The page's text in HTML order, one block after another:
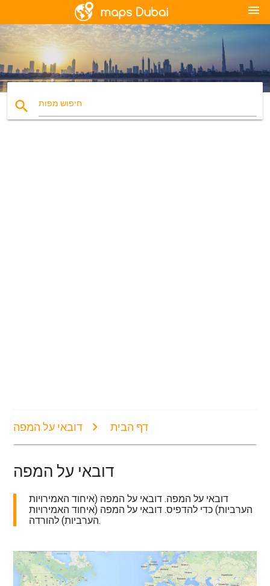
menu
search חיפוש מפות
דף הבית דובאי על המפה
דובאי על המפה
דובאי על המפה. דובאי על המפה (איחוד האמירויות
הערביות) כדי להדפיס. דובאי על המפה (איחוד האמירויות
הערביות) להורדה.